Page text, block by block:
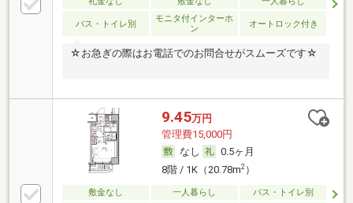
バス・トイレ別
モニタ付インターホ
ン
オートロック付き
☆お急ぎの際はお電話でのお問合せがスムーズです☆
9.45万円
管理費15,000円
なし
0.5ヶ月
8階 / 1K（20.78m2）
敷金なし 一人暮らし バス・トイレ別